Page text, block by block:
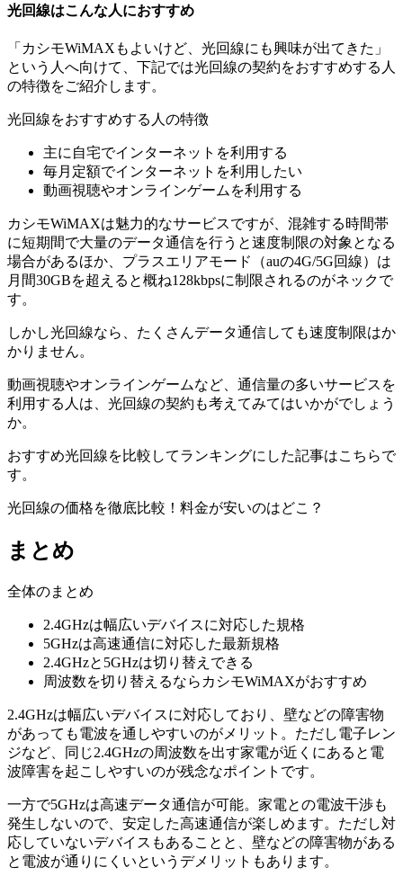
光回線はこんな人におすすめ
「カシモWiMAXもよいけど、光回線にも興味が出てきた」
という人へ向けて、下記では光回線の契約をおすすめする人
の特徴をご紹介します。
光回線をおすすめする人の特徴
主に自宅でインターネットを利用する
毎月定額でインターネットを利用したい
動画視聴やオンラインゲームを利用する
カシモWiMAXは魅力的なサービスですが、混雑する時間帯
に短期間で大量のデータ通信を行うと速度制限の対象となる
場合があるほか、プラスエリアモード（auの4G/5G回線）は
月間30GBを超えると概ね128kbpsに制限されるのがネックで
す。
しかし光回線なら、たくさんデータ通信しても速度制限はか
かりません。
動画視聴やオンラインゲームなど、通信量の多いサービスを
利用する人は、光回線の契約も考えてみてはいかがでしょう
か。
おすすめ光回線を比較してランキングにした記事はこちらで
す。
光回線の価格を徹底比較！料金が安いのはどこ？
まとめ
全体のまとめ
2.4GHzは幅広いデバイスに対応した規格
5GHzは高速通信に対応した最新規格
2.4GHzと5GHzは切り替えできる
周波数を切り替えるならカシモWiMAXがおすすめ
2.4GHzは幅広いデバイスに対応しており、壁などの障害物
があっても電波を通しやすいのがメリット。ただし電子レン
ジなど、同じ2.4GHzの周波数を出す家電が近くにあると電
波障害を起こしやすいのが残念なポイントです。
一方で5GHzは高速データ通信が可能。家電との電波干渉も
発生しないので、安定した高速通信が楽しめます。ただし対
応していないデバイスもあることと、壁などの障害物がある
と電波が通りにくいというデメリットもあります。